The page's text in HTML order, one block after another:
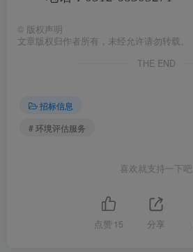
© 版权声明
文章版权归作者所有，未经允许请勿转载。
THE END
招标信息
# 环境评估服务
喜欢就支持一下吧
点赞 15 分享